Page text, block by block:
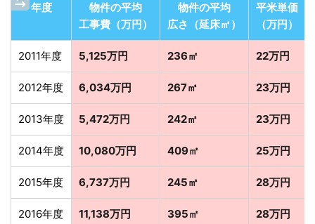
年度
物件の平均
工事費（万円）
物件の平均
広さ（延床㎡）
平米単価
（万円）
2011年度 5,125万円 236㎡ 22万円
2012年度 6,034万円 267㎡ 23万円
2013年度 5,472万円 242㎡ 23万円
2014年度 10,080万円 409㎡ 25万円
2015年度 6,737万円 245㎡ 28万円
2016年度 11,138万円 395㎡ 28万円